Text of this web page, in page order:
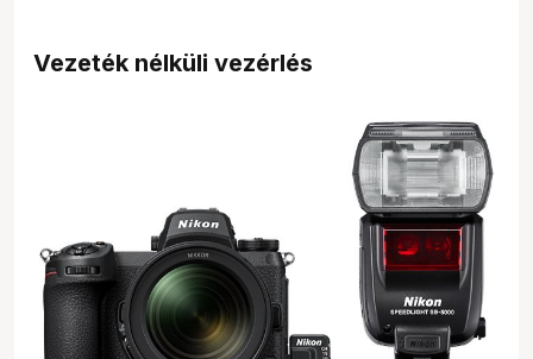
Vezeték nélküli vezérlés